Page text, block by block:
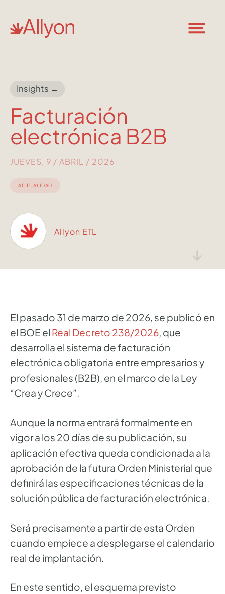
↓
Insights ←
Facturación
electrónica B2B
JUEVES, 9 / ABRIL / 2026
ACTUALIDAD
Allyon ETL
El pasado 31 de marzo de 2026, se publicó en
el BOE el Real Decreto 238/2026, que
desarrolla el sistema de facturación
electrónica obligatoria entre empresarios y
profesionales (B2B), en el marco de la Ley
“Crea y Crece”.
Aunque la norma entrará formalmente en
vigor a los 20 días de su publicación, su
aplicación efectiva queda condicionada a la
aprobación de la futura Orden Ministerial que
definirá las especificaciones técnicas de la
solución pública de facturación electrónica.
Será precisamente a partir de esta Orden
cuando empiece a desplegarse el calendario
real de implantación.
En este sentido, el esquema previsto